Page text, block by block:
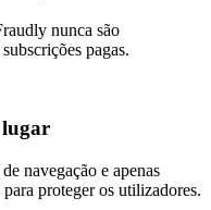
nunca são
pagas.
navegação e apenas
proteger os utilizadores.